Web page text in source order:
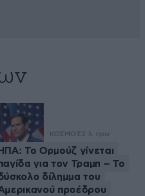
ΚΟΣΜΟΣ2 λ. πριν
ΗΠΑ: Το Ορμούζ γίνεται
για τον Τραμπ – Το
δίλημμα του
προέδρου